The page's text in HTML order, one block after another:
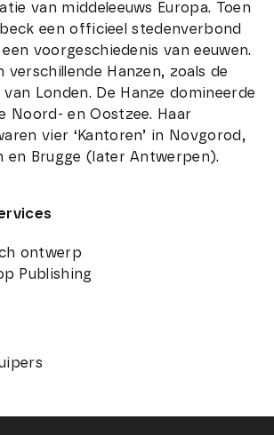
van middeleeuws Europa. Toen
een officieel stedenverbond
voorgeschiedenis van eeuwen.
Hanzen, zoals de
van Londen. De Hanze domineerde
Noord- en Oostzee. Haar
vier ‘Kantoren’ in Novgorod,
en Brugge (later Antwerpen).
ontwerp
Publishing